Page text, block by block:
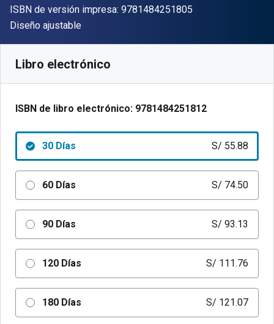
ISBN de versión impresa: 9781484251805
Formato
Diseño ajustable
Libro electrónico
ISBN de libro electrónico: 9781484251812
30 Días S/ 55.88
60 Días S/ 74.50
90 Días S/ 93.13
120 Días S/ 111.76
180 Días S/ 121.07